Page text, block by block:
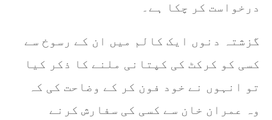
درخواست کر چکا ہے۔
گزشتہ دنوں ایک کالم میں ان کے رسوخ سے
کسی کو کرکٹ کی کپتانی ملنے کا ذکر کیا
تو انہوں نے خود فون کر کے وضاحت کی کہ
وہ عمران خان سے کسی کی سفارش کرنے